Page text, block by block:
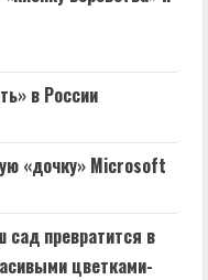
в России
«дочку» Microsoft
превратится в
цветками-